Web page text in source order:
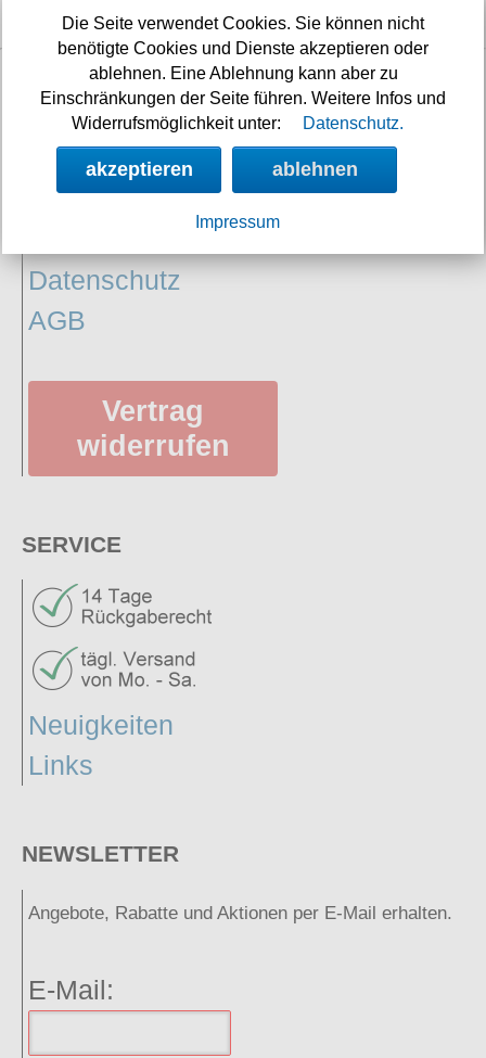
8h 21m 23s
INFORMATIONEN
Widerrufsbelehrung
Impressum/Kontakt
Datenschutz
AGB
Vertrag
widerrufen
SERVICE
Neuigkeiten
Links
NEWSLETTER
Angebote, Rabatte und Aktionen per E-Mail erhalten.
E-Mail:
Die Seite verwendet Cookies. Sie können nicht
benötigte Cookies und Dienste akzeptieren oder
ablehnen. Eine Ablehnung kann aber zu
Einschränkungen der Seite führen. Weitere Infos und
Widerrufsmöglichkeit unter:
Datenschutz.
akzeptieren ablehnen
Impressum